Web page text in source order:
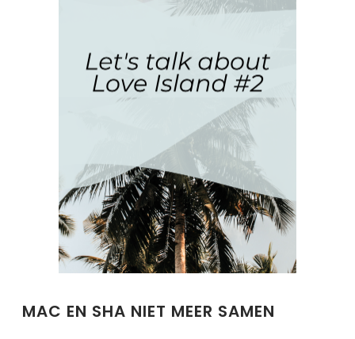
MAC EN SHA NIET MEER SAMEN